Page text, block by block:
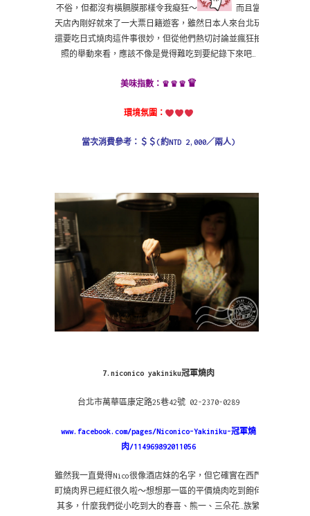
不俗，但都沒有橫膈膜那樣令我癡狂～
而且當
天店內剛好就來了一大票日籍遊客，雖然日本人來台北玩
還要吃日式燒肉這件事很妙，但從他們熱切討論並瘋狂拍
照的舉動來看，應該不像是覺得難吃到要紀錄下來吧…
美味指數： ♛ ♛♛ ♛
環境氛圍：
當次消費參考：＄ ＄(約NTD 2,000／兩人)
7.niconico yakiniku冠軍燒肉
台北市萬華區康定路25巷42號 02-2370-0289
www.facebook.com/pages/Niconico-Yakiniku-冠軍燒
肉/114969892011056
雖然我一直覺得Nico很像酒店妹的名字，但它確實在西門
町燒肉界已經紅很久啦～想想那一區的平價燒肉吃到飽何
其多，什麼我們從小吃到大的春喜、熊一、三朵花…族繁